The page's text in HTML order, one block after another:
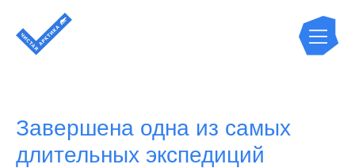
Завершена одна из самых
длительных экспедиций